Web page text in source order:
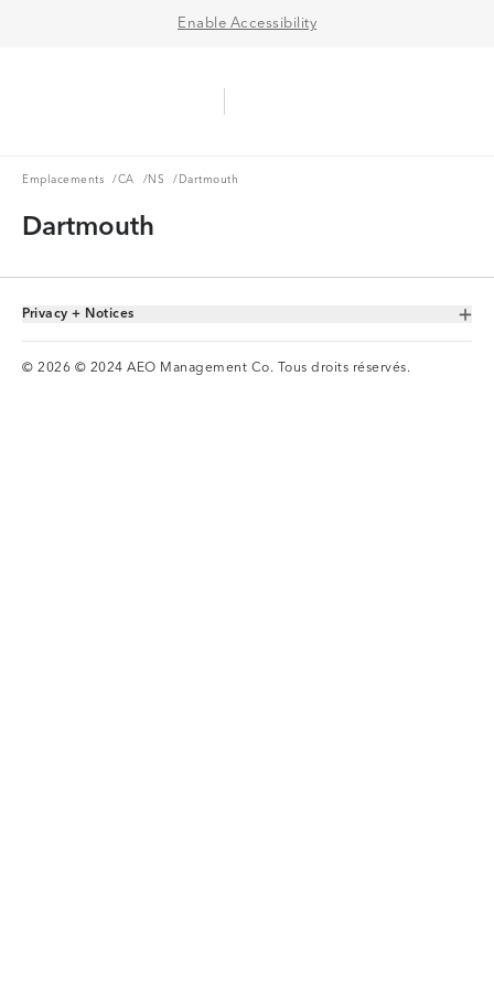
Enable Accessibility
Emplacements
Emplacements /CA
CA /NS
NS / Dartmouth
Dartmouth
Toggle Accordion
Privacy + Notices
© 2026 © 2024 AEO Management Co. Tous droits réservés.